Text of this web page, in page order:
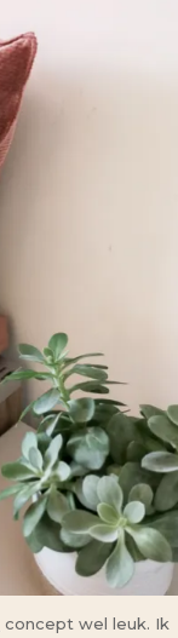
concept wel leuk. Ik